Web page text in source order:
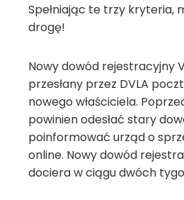
Spełniając te trzy kryteria,
drogę!
Nowy dowód rejestracyjny
przesłany przez DVLA
nowego właściciela.
powinien odesłać stary
poinformować urząd o
online. Nowy dowód
dociera w ciągu dwóch